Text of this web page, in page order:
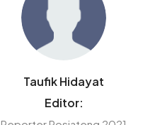
Taufik Hidayat
Editor: